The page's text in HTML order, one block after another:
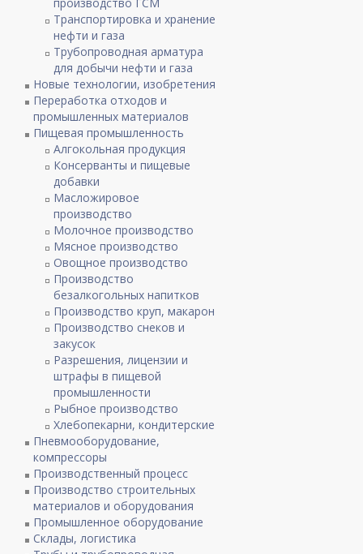
Транспортировка и хранение
нефти и газа
Трубопроводная арматура
для добычи нефти и газа
Новые технологии, изобретения
Переработка отходов и
промышленных материалов
Пищевая промышленность
Алгокольная продукция
Консерванты и пищевые
добавки
Масложировое
производство
Молочное производство
Мясное производство
Овощное производство
Производство
безалкогольных напитков
Производство круп, макарон
Производство снеков и
закусок
Разрешения, лицензии и
штрафы в пищевой
промышленности
Рыбное производство
Хлебопекарни, кондитерские
Пневмооборудование,
компрессоры
Производственный процесс
Производство строительных
материалов и оборудования
Промышленное оборудование
Склады, логистика